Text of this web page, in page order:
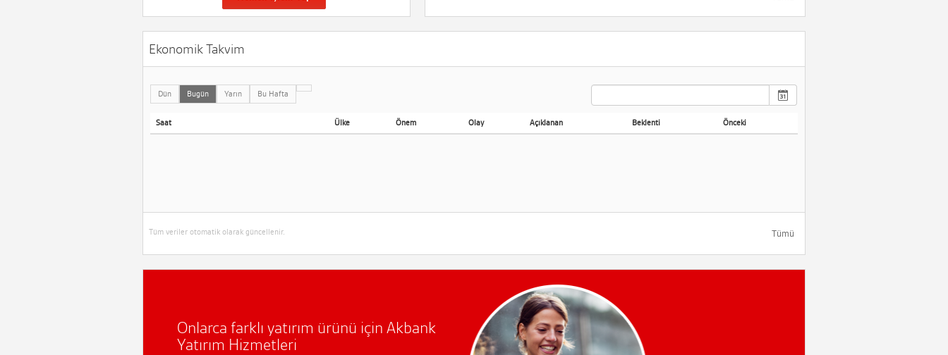
Ekonomik Takvim
Dün Bugün Yarın Bu Hafta
Saat Ülke Önem Olay Açıklanan Beklenti Önceki
Tüm veriler otomatik olarak güncellenir. Tümü
Onlarca farklı yatırım ürünü için Akbank
Yatırım Hizmetleri